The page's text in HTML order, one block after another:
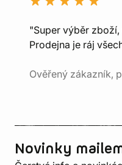
"Super výběr
Prodejna je ráj
Ověřený zákazník,
Novinky